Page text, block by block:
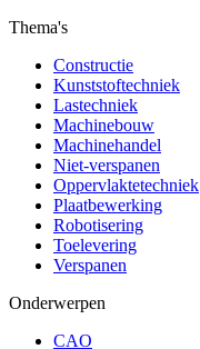
Thema's
Constructie
Kunststoftechniek
Lastechniek
Machinebouw
Machinehandel
Niet-verspanen
Oppervlaktetechniek
Plaatbewerking
Robotisering
Toelevering
Verspanen
Onderwerpen
CAO